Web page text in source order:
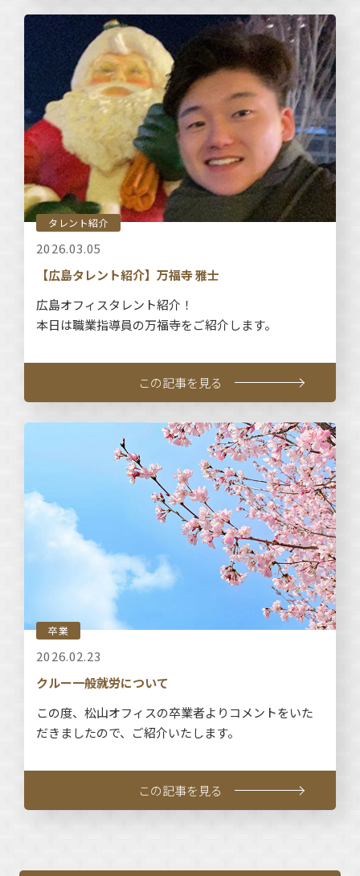
タレント紹介
2026.03.05
【広島タレント紹介】万福寺 雅士
広島オフィスタレント紹介！
本日は職業指導員の万福寺をご紹介します。
この記事を見る
卒業
2026.02.23
クルー一般就労について
この度、松山オフィスの卒業者よりコメントをいた
だきましたので、ご紹介いたします。
この記事を見る